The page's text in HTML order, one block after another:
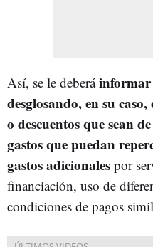
Así, se le deberáinformar
desglosando, en su
o descuentos que sean
gastos que puedan
gastos adicionales por
financiación, uso de
condiciones de pagos